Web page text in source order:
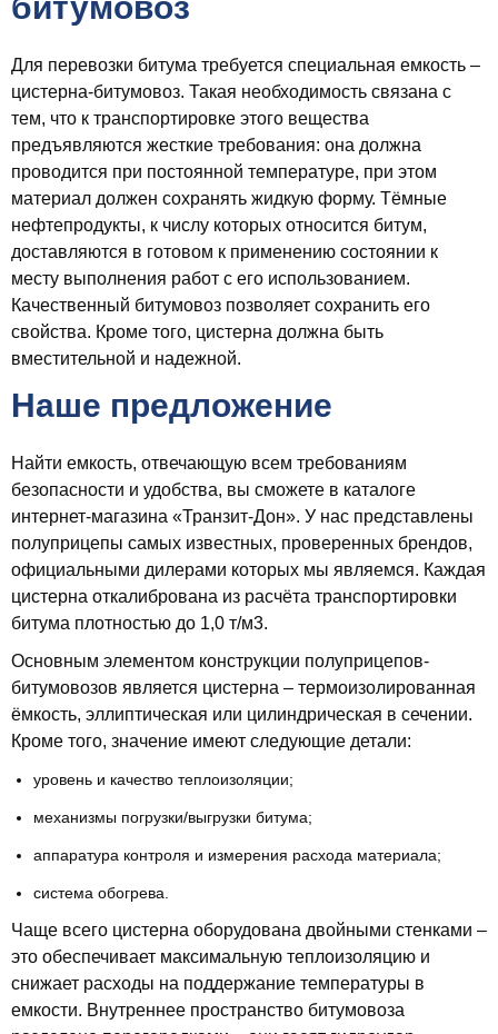
Для перевозки битума требуется специальная емкость –
цистерна-битумовоз. Такая необходимость связана с
тем, что к транспортировке этого вещества
предъявляются жесткие требования: она должна
проводится при постоянной температуре, при этом
материал должен сохранять жидкую форму. Тёмные
нефтепродукты, к числу которых относится битум,
доставляются в готовом к применению состоянии к
месту выполнения работ с его использованием.
Качественный битумовоз позволяет сохранить его
свойства. Кроме того, цистерна должна быть
вместительной и надежной.
Наше предложение
Найти емкость, отвечающую всем требованиям
безопасности и удобства, вы сможете в каталоге
интернет-магазина «Транзит-Дон». У нас представлены
полуприцепы самых известных, проверенных брендов,
официальными дилерами которых мы являемся. Каждая
цистерна откалибрована из расчёта транспортировки
битума плотностью до 1,0 т/м3.
Основным элементом конструкции полуприцепов-
битумовозов является цистерна – термоизолированная
ёмкость, эллиптическая или цилиндрическая в сечении.
Кроме того, значение имеют следующие детали:
уровень и качество теплоизоляции;
механизмы погрузки/выгрузки битума;
аппаратура контроля и измерения расхода материала;
система обогрева.
Чаще всего цистерна оборудована двойными стенками –
это обеспечивает максимальную теплоизоляцию и
снижает расходы на поддержание температуры в
емкости. Внутреннее пространство битумовоза